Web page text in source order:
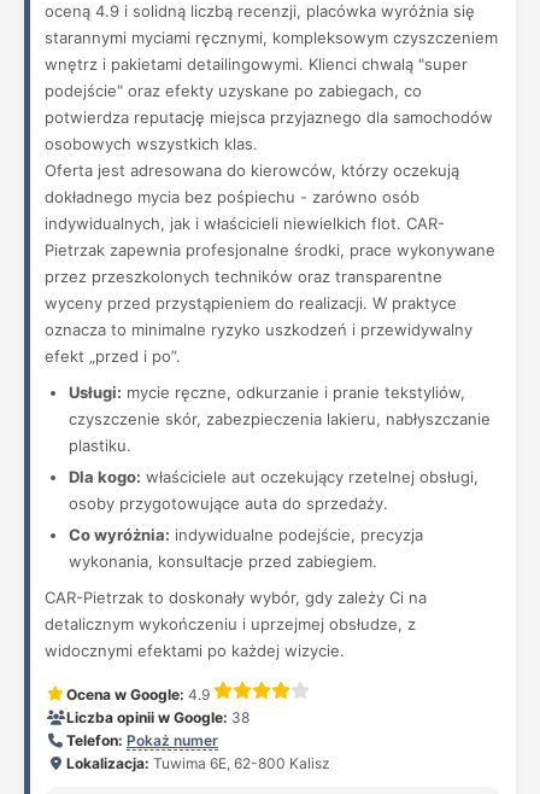
oceną 4.9 i solidną liczbą recenzji, placówka wyróżnia się
starannymi myciami ręcznymi, kompleksowym czyszczeniem
wnętrz i pakietami detailingowymi. Klienci chwalą "super
podejście" oraz efekty uzyskane po zabiegach, co
potwierdza reputację miejsca przyjaznego dla samochodów
osobowych wszystkich klas.
Oferta jest adresowana do kierowców, którzy oczekują
dokładnego mycia bez pośpiechu - zarówno osób
indywidualnych, jak i właścicieli niewielkich flot. CAR-
Pietrzak zapewnia profesjonalne środki, prace wykonywane
przez przeszkolonych techników oraz transparentne
wyceny przed przystąpieniem do realizacji. W praktyce
oznacza to minimalne ryzyko uszkodzeń i przewidywalny
efekt „przed i po”.
Usługi: mycie ręczne, odkurzanie i pranie tekstyliów,
czyszczenie skór, zabezpieczenia lakieru, nabłyszczanie
plastiku.
Dla kogo: właściciele aut oczekujący rzetelnej obsługi,
osoby przygotowujące auta do sprzedaży.
Co wyróżnia: indywidualne podejście, precyzja
wykonania, konsultacje przed zabiegiem.
CAR-Pietrzak to doskonały wybór, gdy zależy Ci na
detalicznym wykończeniu i uprzejmej obsłudze, z
widocznymi efektami po każdej wizycie.
Ocena w Google: 4.9
Liczba opinii w Google: 38
Telefon: Pokaż numer
Lokalizacja: Tuwima 6E, 62-800 Kalisz